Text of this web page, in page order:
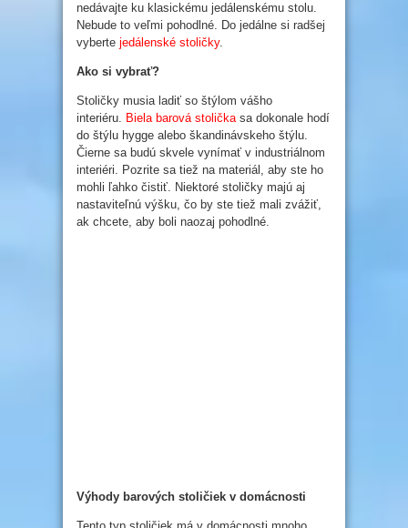
nedávajte ku klasickému jedálenskému stolu.
Nebude to veľmi pohodlné. Do jedálne si radšej
vyberte jedálenské stoličky.
Ako si vybrať?
Stoličky musia ladiť so štýlom vášho
interiéru. Biela barová stoličkasa dokonale hodí
do štýlu hygge alebo škandinávskeho štýlu.
Čierne sa budú skvele vynímať v industriálnom
interiéri. Pozrite sa tiež na materiál, aby ste ho
mohli ľahko čistiť. Niektoré stoličky majú aj
nastaviteľnú výšku, čo by ste tiež mali zvážiť,
ak chcete, aby boli naozaj pohodlné.
Výhody barových stoličiek v domácnosti